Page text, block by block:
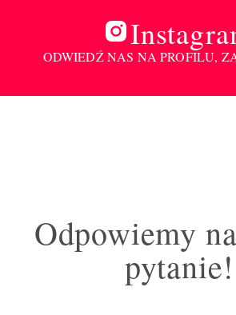
ODWIEDŹ NAS NA PROFILU,
Odpowiemy
pytanie!